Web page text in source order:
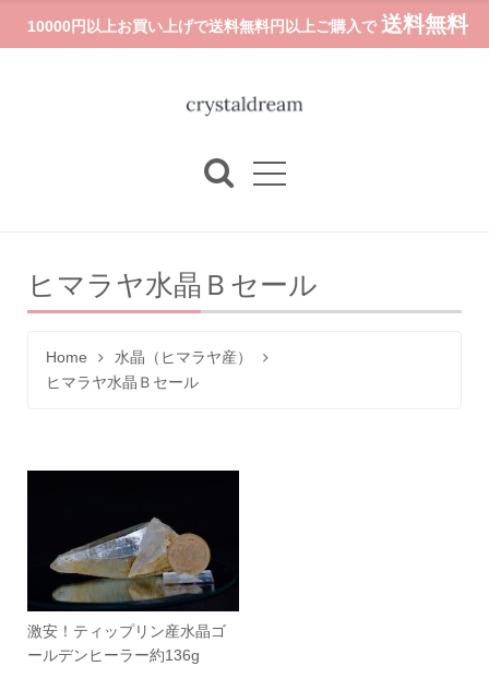
10000円以上お買い上げで送料無料円以上ご購入で 送料無料
ヒマラヤ水晶Ｂセール
Home
水晶（ヒマラヤ産）
ヒマラヤ水晶Ｂセール
激安！ティップリン産水晶ゴ
ールデンヒーラー約136g